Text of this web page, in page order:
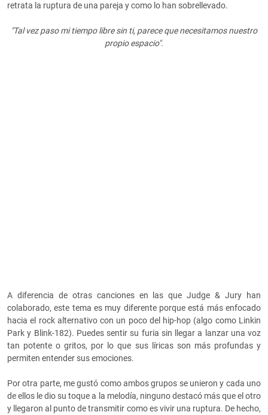
retrata la ruptura de una pareja y como lo han sobrellevado.
"Tal vez paso mi tiempo libre sin ti, parece que necesitamos nuestro
propio espacio".
A diferencia de otras canciones en las que Judge & Jury han
colaborado, este tema es muy diferente porque está más enfocado
hacia el rock alternativo con un poco del hip-hop (algo como Linkin
Park y Blink-182). Puedes sentir su furia sin llegar a lanzar una voz
tan potente o gritos, por lo que sus líricas son más profundas y
permiten entender sus emociones.
Por otra parte, me gustó como ambos grupos se unieron y cada uno
de ellos le dio su toque a la melodía, ninguno destacó más que el otro
y llegaron al punto de transmitir como es vivir una ruptura. De hecho,